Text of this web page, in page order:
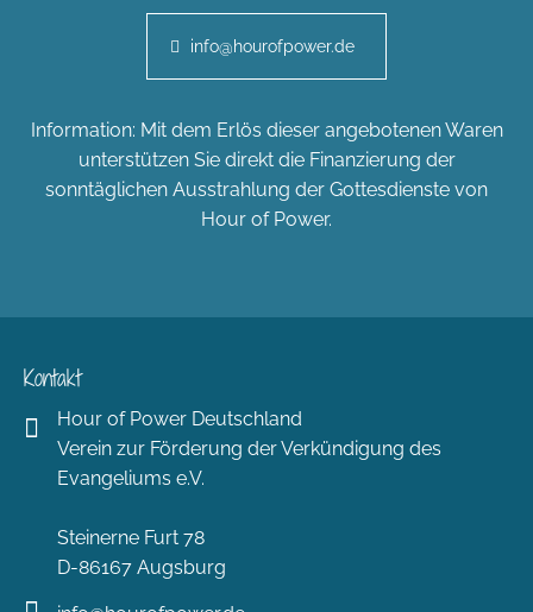
info@hourofpower.de
Information: Mit dem Erlös dieser angebotenen Waren
unterstützen Sie direkt die Finanzierung der
sonntäglichen Ausstrahlung der Gottesdienste von
Hour of Power.
Kontakt
Hour of Power Deutschland
Verein zur Förderung der Verkündigung des
Evangeliums e.V.
Steinerne Furt 78
D-86167 Augsburg